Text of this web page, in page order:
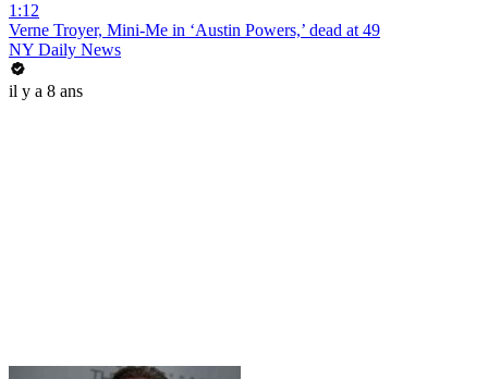
1:12
Verne Troyer, Mini-Me in ‘Austin Powers,’ dead at 49
NY Daily News
il y a 8 ans